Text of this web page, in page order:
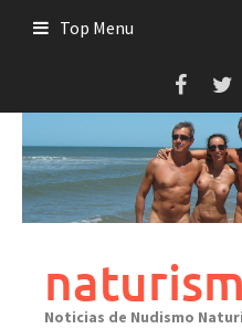
Top Menu
Noticias de Nudismo